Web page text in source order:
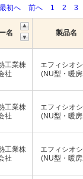
最初へ
前へ 1 2 3
名 製品名
工業株
社
エフィシオ
(NU型・暖
工業株
社
エフィシオ
(NU型・暖
工業株
社
エフィシオ
(NU型・暖